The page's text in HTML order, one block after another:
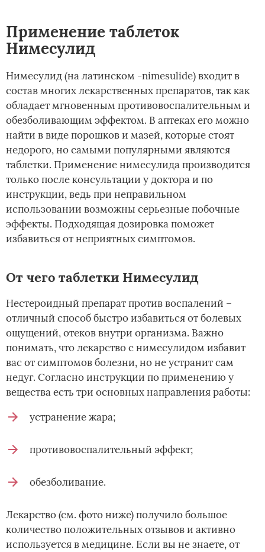
Применение таблеток
Нимесулид
Нимесулид (на латинском -­nimesulide) входит в
состав многих лекарственных препаратов, так как
обладает мгновенным противовоспалительным и
обезболивающим эффектом. В аптеках его можно
найти в виде порошков и мазей, которые стоят
недорого, но самыми популярными являются
таблетки. Применение нимесулида производится
только после консультации у доктора и по
инструкции, ведь при неправильном
использовании возможны серьезные побочные
эффекты. Подходящая дозировка поможет
избавиться от неприятных симптомов.
От чего таблетки Нимесулид
Нестероидный препарат против воспалений –
отличный способ быстро избавиться от болевых
ощущений, отеков внутри организма. Важно
понимать, что лекарство с нимесулидом избавит
вас от симптомов болезни, но не устранит сам
недуг. Согласно инструкции по применению у
вещества есть три основных направления работы:
устранение жара;
противовоспалительный эффект;
обезболивание.
Лекарство (см. фото ниже) получило большое
количество положительных отзывов и активно
используется в медицине. Если вы не знаете, от